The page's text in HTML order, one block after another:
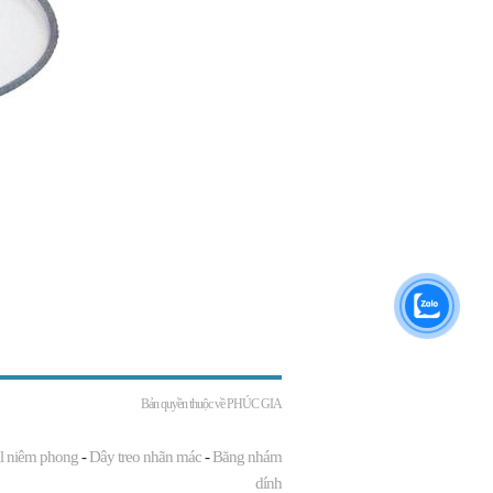
Bản quyền thuộc vềPHÚC GIA
niêm phong-Dây treo nhãn mác-Băng nhám
dính